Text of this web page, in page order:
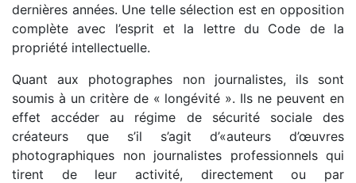
dernières années. Une telle sélection est en opposition
complète avec l’esprit et la lettre du Code de la
propriété intellectuelle.
Quant aux photographes non journalistes, ils sont
soumis à un critère de « longévité ». Ils ne peuvent en
effet accéder au régime de sécurité sociale des
créateurs que s’il s’agit d’«auteurs d’œuvres
photographiques non journalistes professionnels qui
tirent de leur activité, directement ou par